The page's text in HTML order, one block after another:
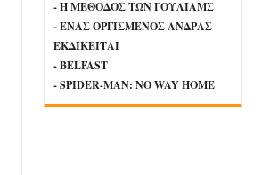
- Η ΜΕΘΟΔΟΣ ΤΩΝ ΓΟΥΛΙΑΜΣ
- ΕΝΑΣ ΟΡΓΙΣΜΕΝΟΣ ΑΝΔΡΑΣ
ΕΚΔΙΚΕΙΤΑΙ
- BELFAST
- SPIDER-MAN: NO WAY HOME